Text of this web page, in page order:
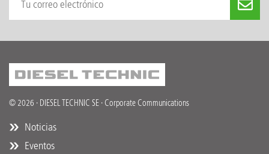
© 2026 · DIESEL TECHNIC SE · Corporate Communications
Noticias
Eventos